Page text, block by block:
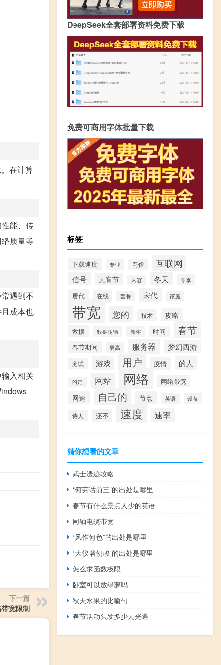
在计算
能、传
质量等
遇到不
成本也
入相关
下一篇
带宽限制
DeepSeek全套部署资料免费下载
免费可商用字体批量下载
标签
下载速度 专业 习俗 互联网
信号 元宵节 内容 冬天 冬季
唐代 在线 套餐 宋代 家庭
带宽 您的 技术 攻略
数据 数据传输 新年 时间 春节
春节期间 更高 服务器 梦幻西游
测试 游戏 用户 疫情 的人
的是 网站 网络 网络带宽
网速 自己的 节点 英语 设备
诗人 还不 速度 速率
猜你想看的文章
武士遗迹攻略
“何劳话前三”的出处是哪里
春节有什么景点人少的英语
同轴电缆带宽
“风作何色”的出处是哪里
“大仪墙仞峻”的出处是哪里
怎么求函数极限
卧室可以放绿萝吗
秋天水果的比喻句
春节活动头发多少元光遇